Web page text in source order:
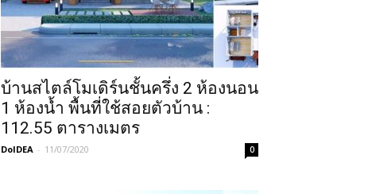
บ้านสไตล์โมเดิร์นชั้นครึ่ง 2 ห้องนอน
1 ห้องน้ำ พื้นที่ใช้สอยตัวบ้าน :
112.55 ตารางเมตร
DoIDEA - 11/07/2020 0